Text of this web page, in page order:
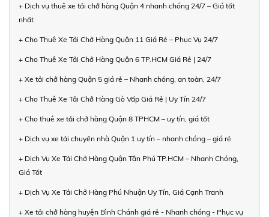
+ Dịch vụ thuê xe tải chở hàng Quận 4 nhanh chóng 24/7 – Giá tốt
nhất
+ Cho Thuê Xe Tải Chở Hàng Quận 11 Giá Rẻ – Phục Vụ 24/7
+ Cho Thuê Xe Tải Chở Hàng Quận 6 TP.HCM Giá Rẻ | 24/7
+ Xe tải chở hàng Quận 5 giá rẻ – Nhanh chóng, an toàn, 24/7
+ Cho Thuê Xe Tải Chở Hàng Gò Vấp Giá Rẻ | Uy Tín 24/7
+ Cho thuê xe tải chở hàng Quận 8 TPHCM – uy tín, giá tốt
+ Dịch vụ xe tải chuyển nhà Quận 1 uy tín – nhanh chóng – giá rẻ
+ Dịch Vụ Xe Tải Chở Hàng Quận Tân Phú TP.HCM – Nhanh Chóng,
Giá Tốt
+ Dịch Vụ Xe Tải Chở Hàng Phú Nhuận Uy Tín, Giá Cạnh Tranh
+ Xe tải chở hàng huyện Bình Chánh giá rẻ - Nhanh chóng - Phục vụ